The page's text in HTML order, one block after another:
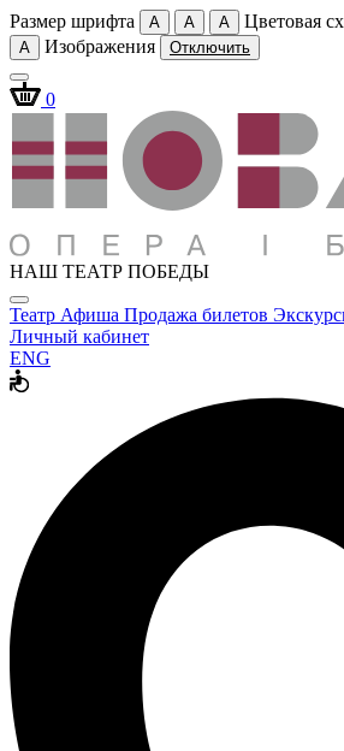
Размер шрифта A A A Цветовая
A
Изображения Отключить
0
НАШ ТЕАТР ПОБЕДЫ
Театр Афиша Продажа билетов
Личный кабинет
ENG